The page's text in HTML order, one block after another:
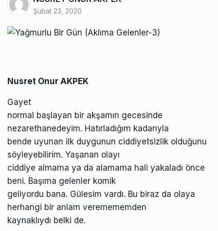
Şubat 23, 2020
Nusret Onur AKPEK
Gayet
normal başlayan bir akşamın gecesinde
nezarethanedeyim. Hatırladığım kadarıyla
bende uyunan ilk duygunun ciddiyetsizlik olduğunu
söyleyebilirim. Yaşanan olayı
ciddiye almama ya da alamama hali yakaladı önce
beni. Başıma gelenler komik
geliyordu bana. Gülesim vardı. Bu biraz da olaya
herhangi bir anlam veremememden
kaynaklıydı belki de.